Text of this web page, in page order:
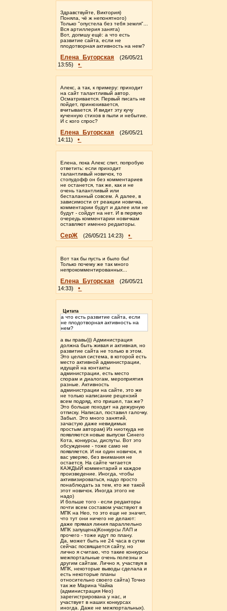
Здравствуйте, Виктория)
Поняла, чё ж непонятного)
Только "опустела без тебя земля"...
Вся артиллерия занята)
Вот, допишу ещё: а что есть
развитие сайта, если не
плодотворная активность на нем?
Елена_Бугорская
(26/05/21
13:55)
•
Алекс, а так, к примеру: приходит
на сайт талантливый автор.
Осматривается. Первый писать не
пойдет, принюхивается,
вчитывается. И видит эту кучу
кученную стихов в пыли и небытие.
И с кого спрос?
Елена_Бугорская
(26/05/21
14:11)
•
Елена, пока Алекс спит, попробую
ответить: если приходит
талантливый новичок, то
стопудофф он без комментариев
не останется, так же, как и не
очень талантливый или
бесталанный совсем. А далее, в
зависимости от реакции новичка,
комментарии будут и далее или не
будут - сойдут на нет. И в первую
очередь комментарии новичкам
оставляют именно редакторы.
СерЖ (26/05/21 14:23) •
Вот так бы пусть и было бы!
Только почему же так много
непрокомментированных...
Елена_Бугорская
(26/05/21
14:33)
•
Цитата
а что есть развитие сайта, если
не плодотворная активность на
нем?
а вы правы))) Администрация
должна быть живая и активная, но
развитие сайта не только в этом.
Это целая система, в которой есть
место активной администрации,
идущей на контакты
администрации, есть место
спорам и диалогам, мероприятия
разные. Активность
администрации на сайте, это же
не только написание рецензий
всем подряд, кто пришел, так же?
Это больше походит на дежурную
отписку. Написал, поставил галочку.
Забыл. Это много занятий,
зачастую даже невидимых
простым авторам) Из ниоткуда не
появляются новые выпуски Синего
Кота, конкурсы, диспуты. Вот это
обсуждение - тоже само не
появляется. И ни один новичок, я
вас уверяю, без внимания не
остается. На сайте читается
КАЖДЫЙ комментарий и каждое
произведение. Иногда, чтобы
активизироваться, надо просто
понаблюдать за тем, кто же такой
этот новичок. Иногда этого не
надо)
И больше того - если редакторы
почти всем составом участвуют в
МПК на Нео, то это еще не значит,
что тут они ничего не делают:
даже прямая линия параллельно
МПК запущена)Конкурсы ЛАП и
прочего - тоже идут по плану.
Да, может быть не 24 часа в сутки
сейчас посвящается сайту, но
лично я считаю, что такие конкурсы
межпортальные очень полезны и
другим сайтам. Лично я, участвуя в
МПК, некоторые выводы сделала и
есть некоторые планы
относительно своего сайта) Точно
так же Марина Чайка
(администрация Нео)
зарегистрирована у нас, и
участвует в наших конкурсах
иногда. Даже не межпортальных).